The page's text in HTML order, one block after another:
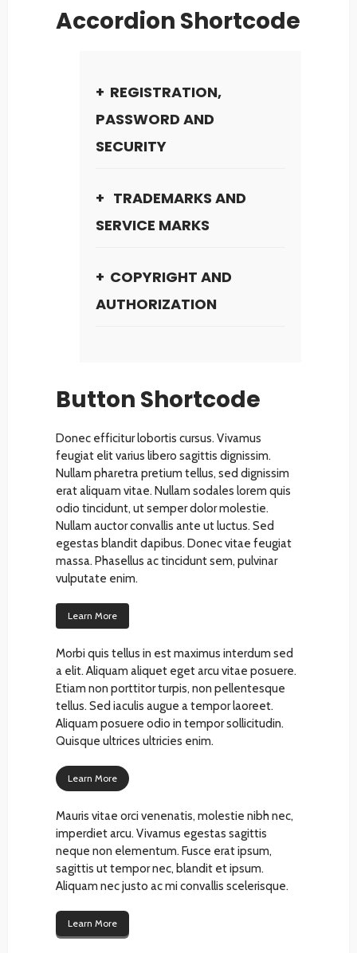
Accordion Shortcode
REGISTRATION,
PASSWORD AND
SECURITY
TRADEMARKS AND
SERVICE MARKS
COPYRIGHT AND
AUTHORIZATION
Button Shortcode
Donec efficitur lobortis cursus. Vivamus
feugiat elit varius libero sagittis dignissim.
Nullam pharetra pretium tellus, sed dignissim
erat aliquam vitae. Nullam sodales lorem quis
odio tincidunt, ut semper dolor molestie.
Nullam auctor convallis ante ut luctus. Sed
egestas blandit dapibus. Donec vitae feugiat
massa. Phasellus ac tincidunt sem, pulvinar
vulputate enim.
Learn More
Morbi quis tellus in est maximus interdum sed
a elit. Aliquam aliquet eget arcu vitae posuere.
Etiam non porttitor turpis, non pellentesque
tellus. Sed iaculis augue a tempor laoreet.
Aliquam posuere odio in tempor sollicitudin.
Quisque ultrices ultricies enim.
Learn More
Mauris vitae orci venenatis, molestie nibh nec,
imperdiet arcu. Vivamus egestas sagittis
neque non elementum. Fusce erat ipsum,
sagittis ut tempor nec, blandit et ipsum.
Aliquam nec justo ac mi convallis scelerisque.
Learn More